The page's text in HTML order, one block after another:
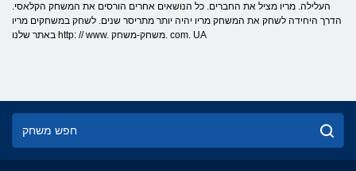
העלילה. מריו מציל את החברים. כל הנושאים אחרים הורסים את המשחק הקלאסי.
הדרך היחידה לשחק את המשחק מריו יהיה יותר מתריסר שנים. לשחק במשחקים מריו
באתר שלנו http: // www. משחק-משחק. com. UA